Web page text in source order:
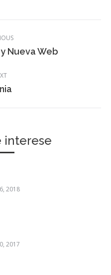
Previous
Nueva Web
Next
interese
2018
2017